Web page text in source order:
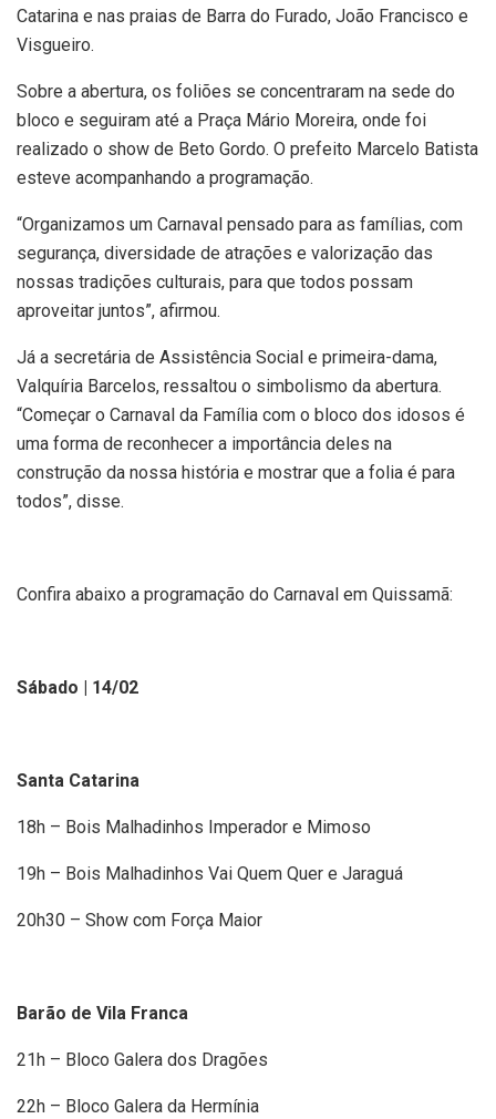
Catarina e nas praias de Barra do Furado, João Francisco e
Visgueiro.
Sobre a abertura, os foliões se concentraram na sede do
bloco e seguiram até a Praça Mário Moreira, onde foi
realizado o show de Beto Gordo. O prefeito Marcelo Batista
esteve acompanhando a programação.
“Organizamos um Carnaval pensado para as famílias, com
segurança, diversidade de atrações e valorização das
nossas tradições culturais, para que todos possam
aproveitar juntos”, afirmou.
Já a secretária de Assistência Social e primeira-dama,
Valquíria Barcelos, ressaltou o simbolismo da abertura.
“Começar o Carnaval da Família com o bloco dos idosos é
uma forma de reconhecer a importância deles na
construção da nossa história e mostrar que a folia é para
todos”, disse.
Confira abaixo a programação do Carnaval em Quissamã:
Sábado | 14/02
Santa Catarina
18h – Bois Malhadinhos Imperador e Mimoso
19h – Bois Malhadinhos Vai Quem Quer e Jaraguá
20h30 – Show com Força Maior
Barão de Vila Franca
21h – Bloco Galera dos Dragões
22h – Bloco Galera da Hermínia